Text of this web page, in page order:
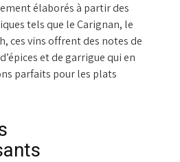
élaborés à partir des
tels que le Carignan, le
ces vins offrent des notes de
et de garrigue qui en
parfaits pour les plats